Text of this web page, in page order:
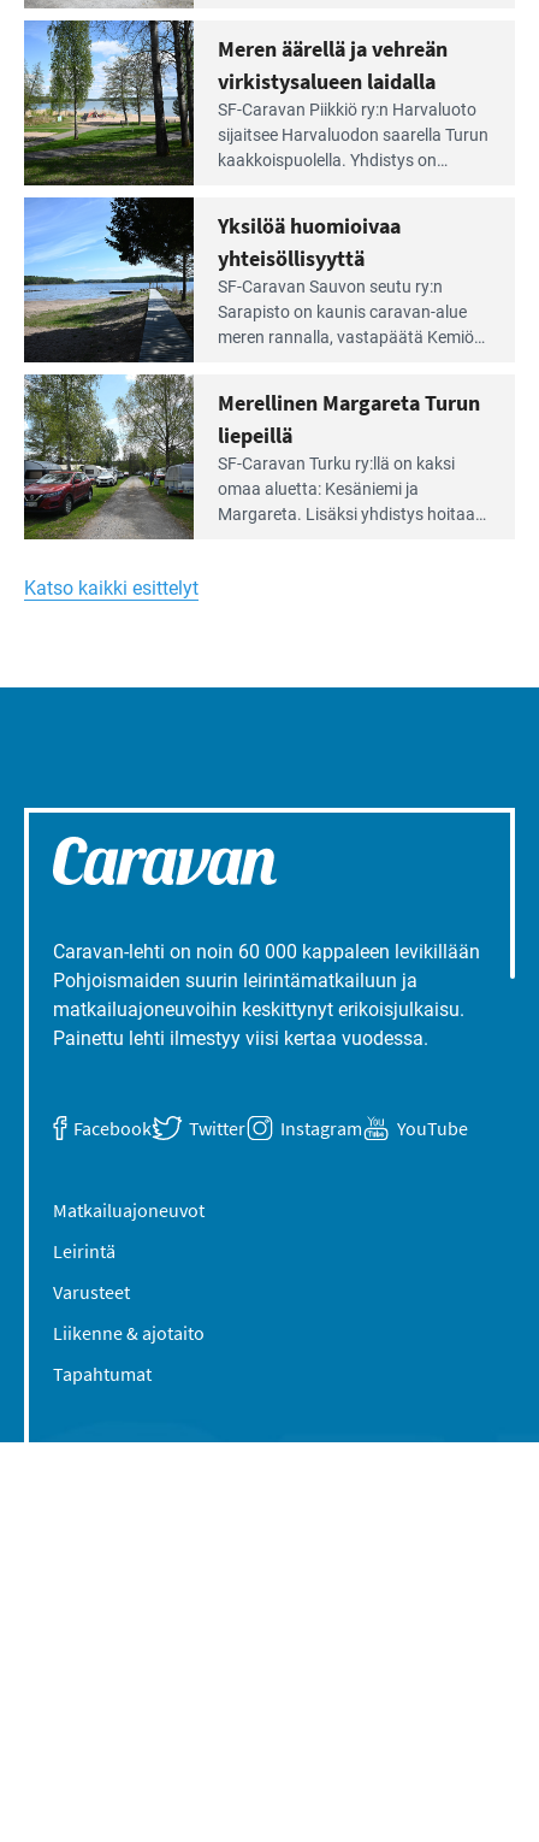
Saariston
Rengastien
portilla
Lue
Leirintäoppaan
artikkeli:
Meren
äärellä
ja
vehreän
virkistysalueen
laidalla
Meren äärellä ja vehreän
virkistysalueen laidalla
SF-Caravan Piikkiö ry:n Harvaluoto
sijait­see Harvaluodon saarella Turun
kaakkois­puolella. Yhdistys on
virkistysalueesta.
Lue
Leirintäoppaan
artikkeli:
Yksilöä
huomioivaa
yhteisöllisyyttä
Yksilöä huomioivaa
yhteisöllisyyttä
SF-Caravan Sauvon seutu ry:n
Sarapisto on kaunis caravan-alue
meren rannalla, vasta­päätä Kemiön
kymmenen paikkaa ilman sähköä.
Lue
Leirintäoppaan
artikkeli:
Merellinen
Turun
liepeillä
Merellinen Margareta Turun
liepeillä
SF-Caravan Turku ry:llä on kaksi
omaa aluet­ta: Kesäniemi ja
Margareta. Lisäksi yhdis­tys hoitaa
Katso kaikki esittelyt
Caravan-lehti on noin 60 000 kappaleen levikillään
Pohjoismaiden suurin leirintämatkailuun ja
matkailuajoneuvoihin keskittynyt erikoisjulkaisu.
Painettu lehti ilmestyy viisi kertaa vuodessa.
Facebook Twitter Instagram YouTube
Matkailuajoneuvot
Leirintä
Varusteet
Liikenne & ajotaito
Tapahtumat